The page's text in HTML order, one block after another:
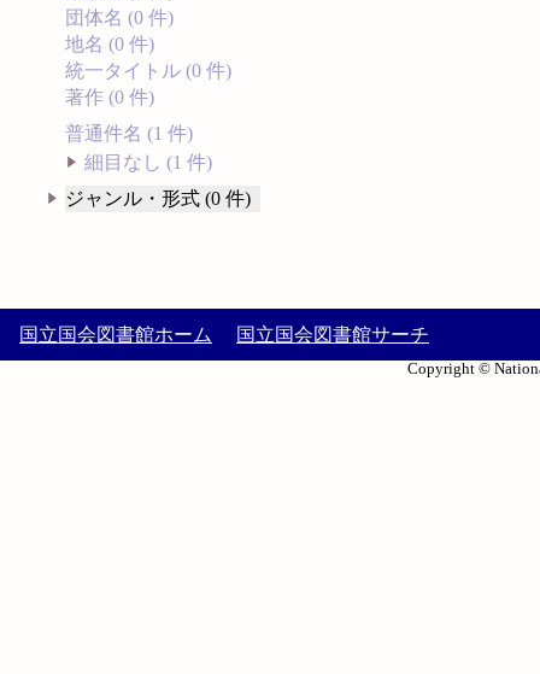
団体名 (0 件)
地名 (0 件)
統一タイトル (0 件)
著作 (0 件)
普通件名 (1 件)
細目なし (1 件)
ジャンル・形式 (0 件)
国立国会図書館ホーム 国立国会図書館サーチ
Copyright ©